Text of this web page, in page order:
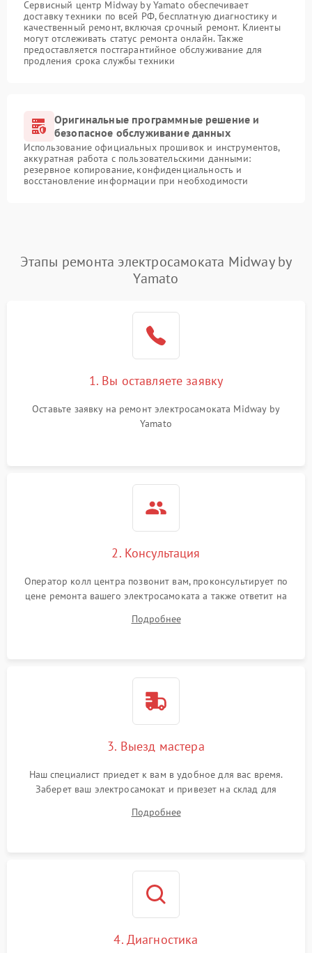
Сервисный центр Midway by Yamato обеспечивает
доставку техники по всей РФ, бесплатную диагностику и
качественный ремонт, включая срочный ремонт. Клиенты
могут отслеживать статус ремонта онлайн. Также
предоставляется постгарантийное обслуживание для
продления срока службы техники
Оригинальные программные решение и
безопасное обслуживание данных
Использование официальных прошивок и инструментов,
аккуратная работа с пользовательскими данными:
резервное копирование, конфиденциальность и
восстановление информации при необходимости
Этапы ремонта электросамоката Midway by
Yamato
1. Вы оставляете заявку
Оставьте заявку на ремонт электросамоката Midway by
Yamato
2. Консультация
Оператор колл центра позвонит вам, проконсультирует по
цене ремонта вашего электросамоката а также ответит на
Подробнее
3. Выезд мастера
Наш специалист приедет к вам в удобное для вас время.
Заберет ваш электросамокат и привезет на склад для
Подробнее
4. Диагностика